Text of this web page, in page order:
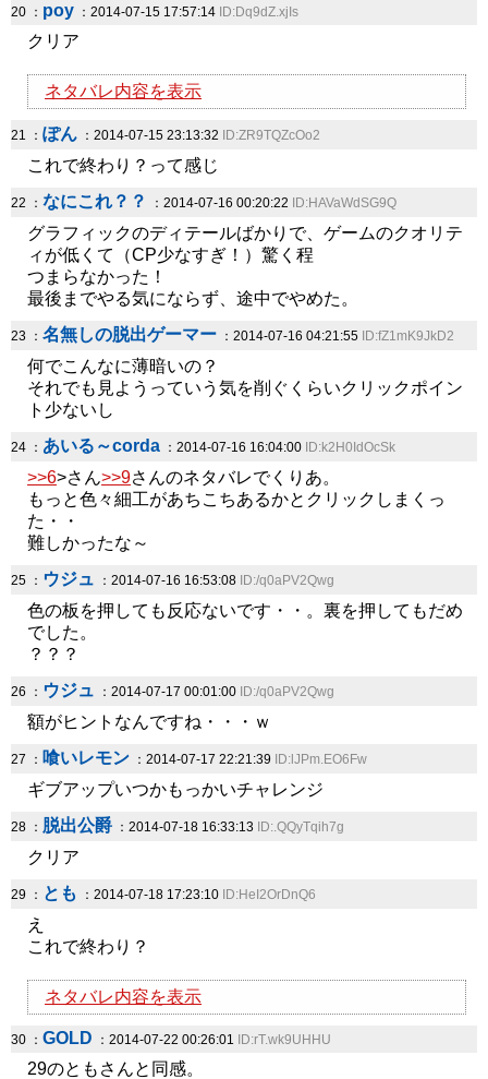
20 ： poy ：2014-07-15 17:57:14 ID:Dq9dZ.xjIs
クリア
ネタバレ内容を表示
21 ： ぽん ：2014-07-15 23:13:32 ID:ZR9TQZcOo2
これで終わり？って感じ
22 ： なにこれ？？ ：2014-07-16 00:20:22 ID:HAVaWdSG9Q
グラフィックのディテールばかりで、ゲームのクオリテ
ィが低くて（CP少なすぎ！）驚く程
つまらなかった！
最後までやる気にならず、途中でやめた。
23 ： 名無しの脱出ゲーマー ：2014-07-16 04:21:55 ID:fZ1mK9JkD2
何でこんなに薄暗いの？
それでも見ようっていう気を削ぐくらいクリックポイン
ト少ないし
24 ： あいる～corda ：2014-07-16 16:04:00 ID:k2H0IdOcSk
>>6>さん>>9さんのネタバレでくりあ。
もっと色々細工があちこちあるかとクリックしまくっ
た・・
難しかったな～
25 ： ウジュ ：2014-07-16 16:53:08 ID:/q0aPV2Qwg
色の板を押しても反応ないです・・。裏を押してもだめ
でした。
？？？
26 ： ウジュ ：2014-07-17 00:01:00 ID:/q0aPV2Qwg
額がヒントなんですね・・・ｗ
27 ： 喰いレモン ：2014-07-17 22:21:39 ID:lJPm.EO6Fw
ギブアップいつかもっかいチャレンジ
28 ： 脱出公爵 ：2014-07-18 16:33:13 ID:.QQyTqih7g
クリア
29 ： とも ：2014-07-18 17:23:10 ID:HeI2OrDnQ6
え
これで終わり？
ネタバレ内容を表示
30 ： GOLD ：2014-07-22 00:26:01 ID:rT.wk9UHHU
29のともさんと同感。